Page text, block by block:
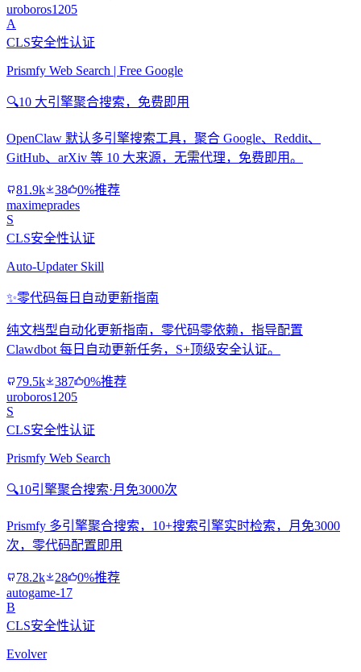
uroboros1205
A
CLS安全性认证
Prismfy Web Search | Free Google
🔍10 大引擎聚合搜索，免费即用
OpenClaw 默认多引擎搜索工具，聚合 Google、Reddit、
GitHub、arXiv 等 10 大来源，无需代理，免费即用。
81.9k 38
0%推荐
maximeprades
S
CLS安全性认证
Auto-Updater Skill
✨零代码每日自动更新指南
纯文档型自动化更新指南，零代码零依赖，指导配置
Clawdbot 每日自动更新任务，S+顶级安全认证。
79.5k 387
0%推荐
uroboros1205
S
CLS安全性认证
Prismfy Web Search
🔍10引擎聚合搜索·月免3000次
Prismfy 多引擎聚合搜索，10+搜索引擎实时检索，月免3000
次，零代码配置即用
78.2k 28
0%推荐
autogame-17
B
CLS安全性认证
Evolver